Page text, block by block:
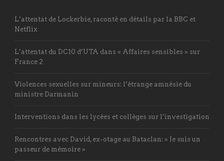
L’attentat de Lockerbie, raconté en détails par la BBC et
Netflix
L’attentat du DC10 d’UTA dans « Affaires sensibles » sur
France 2
Violences sexuelles sur mineurs: l’étrange amnésie du
ministre Darmanin
Interventions dans les lycées et collèges sur l’investigation
Rencontres avec David, ex-otage au Bataclan: « Je suis un
passeur de mémoire »